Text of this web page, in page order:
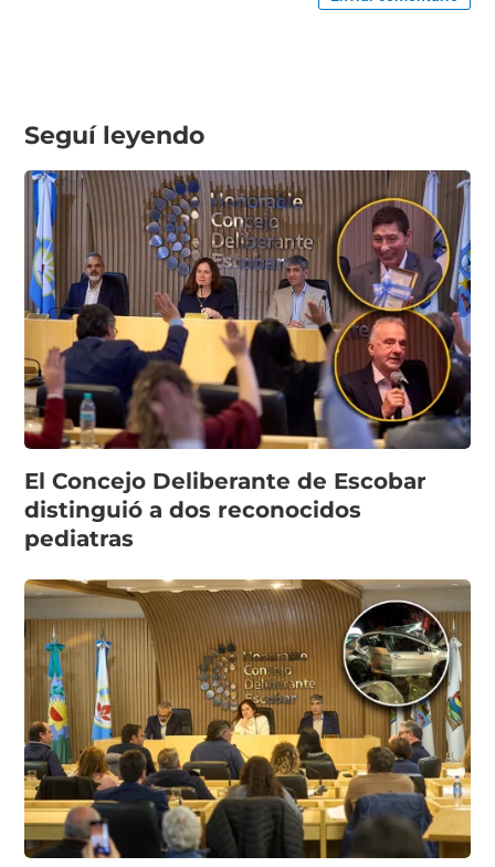
Seguí leyendo
El Concejo Deliberante de Escobar
distinguió a dos reconocidos
pediatras